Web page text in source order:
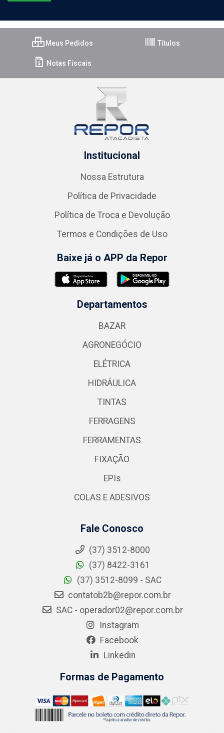
Meus Pedidos Títulos
Notas Fiscais
Institucional
Nossa Estrutura
Política de Privacidade
Política de Troca e Devolução
Termos e Condições de Uso
Baixe já o APP da Repor
Departamentos
BAZAR
AGRONEGÓCIO
ELÉTRICA
HIDRÁULICA
TINTAS
FERRAGENS
FERRAMENTAS
FIXAÇÃO
EPIs
COLAS E ADESIVOS
Fale Conosco
(37) 3512-8000
(37) 8422-3161
(37) 3512-8099 - SAC
contatob2b@repor.com.br
SAC - operador02@repor.com.br
Instagram
Facebook
Linkedin
Formas de Pagamento